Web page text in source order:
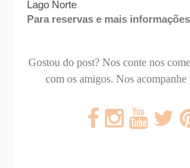
Lago Norte
Para reservas e mais
Gostou do post? Nos conte nos
com os amigos. Nos acompanhe